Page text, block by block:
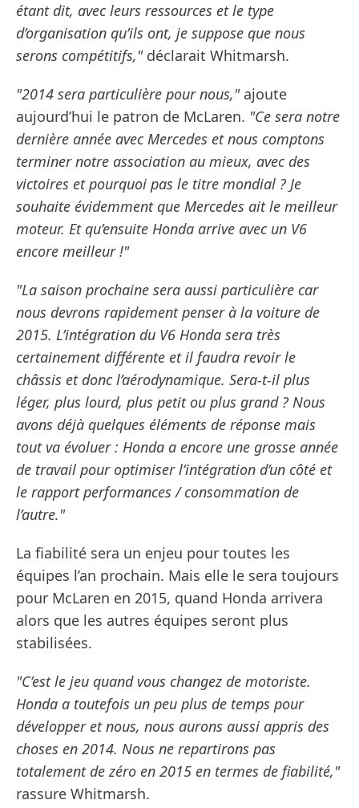
étant dit, avec leurs ressources et le type
d’organisation qu’ils ont, je suppose que nous
serons compétitifs,"déclarait Whitmarsh.
"2014 sera particulière pour nous,"ajoute
aujourd’hui le patron de McLaren. "Ce sera notre
dernière année avec Mercedes et nous comptons
terminer notre association au mieux, avec des
victoires et pourquoi pas le titre mondial ? Je
souhaite évidemment que Mercedes ait le meilleur
moteur. Et qu’ensuite Honda arrive avec un V6
encore meilleur !"
"La saison prochaine sera aussi particulière car
nous devrons rapidement penser à la voiture de
2015. L’intégration du V6 Honda sera très
certainement différente et il faudra revoir le
châssis et donc l’aérodynamique. Sera-t-il plus
léger, plus lourd, plus petit ou plus grand ? Nous
avons déjà quelques éléments de réponse mais
tout va évoluer : Honda a encore une grosse année
de travail pour optimiser l’intégration d’un côté et
le rapport performances / consommation de
l’autre."
La fiabilité sera un enjeu pour toutes les
équipes l’an prochain. Mais elle le sera toujours
pour McLaren en 2015, quand Honda arrivera
alors que les autres équipes seront plus
stabilisées.
"C’est le jeu quand vous changez de motoriste.
Honda a toutefois un peu plus de temps pour
développer et nous, nous aurons aussi appris des
choses en 2014. Nous ne repartirons pas
totalement de zéro en 2015 en termes de fiabilité,"
rassure Whitmarsh.